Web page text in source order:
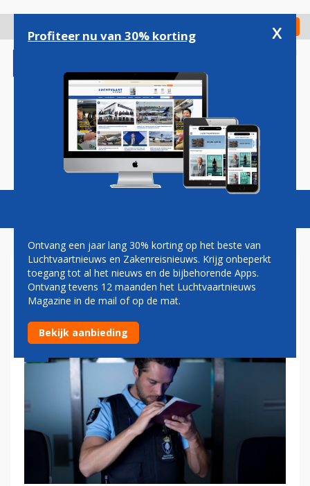
gaan
Check in
Magazine Podcasts Vacatures
SCHIPHOL ZET EXTRA
PERSONEEL IN VOOR BREXIT
Profiteer nu van 30% korting x
Ontvang een jaar lang 30% korting op het beste van
Luchtvaartnieuws en Zakenreisnieuws. Krijg onbeperkt
toegang tot al het nieuws en de bijbehorende Apps.
Ontvang tevens 12 maanden het Luchtvaartnieuws
Magazine in de mail of op de mat.
Bekijk aanbieding